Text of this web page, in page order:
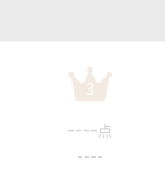
3
---- 点
----